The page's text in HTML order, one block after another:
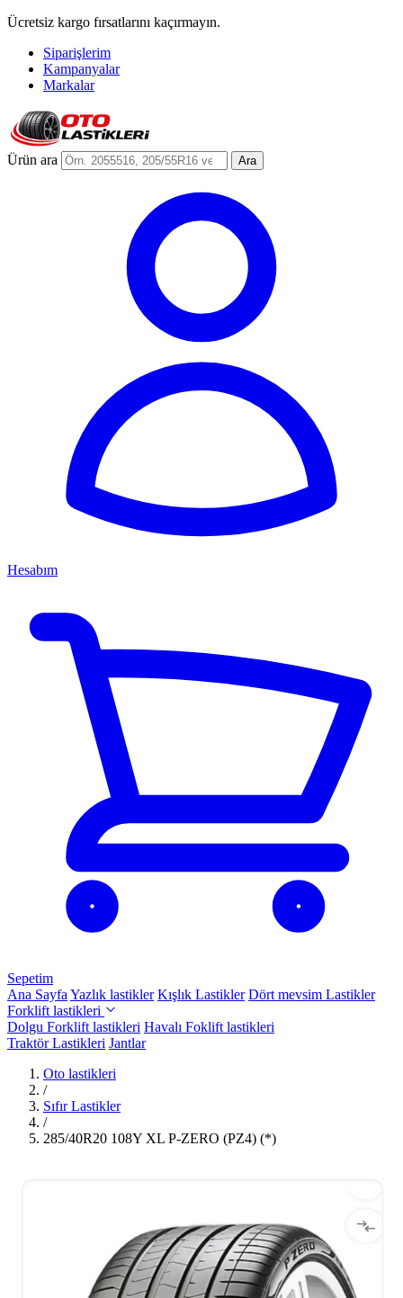
Ücretsiz kargo fırsatlarını kaçırmayın.
Siparişlerim
Kampanyalar
Markalar
Ürün ara Ara
Hesabım
Sepetim
Ana Sayfa Yazlık lastikler Kışlık Lastikler Dört mevsim Lastikler
Forklift lastikleri
Dolgu Forklift lastikleri Havalı Foklift lastikleri
Traktör Lastikleri Jantlar
Oto lastikleri
/
Sıfır Lastikler
/
285/40R20 108Y XL P-ZERO (PZ4) (*)